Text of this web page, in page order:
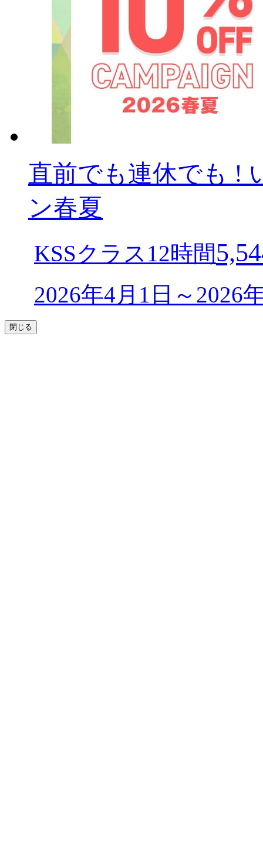
直前でも連休でも !
ン春夏
KSSクラス12時間
2026年4月1日～2026
閉じる